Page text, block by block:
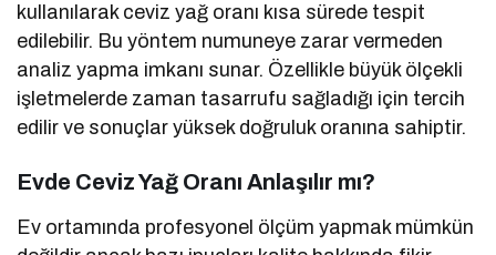
kullanılarak ceviz yağ oranı kısa sürede tespit
edilebilir. Bu yöntem numuneye zarar vermeden
analiz yapma imkanı sunar. Özellikle büyük ölçekli
işletmelerde zaman tasarrufu sağladığı için tercih
edilir ve sonuçlar yüksek doğruluk oranına sahiptir.
Evde Ceviz Yağ Oranı Anlaşılır mı?
Ev ortamında profesyonel ölçüm yapmak mümkün